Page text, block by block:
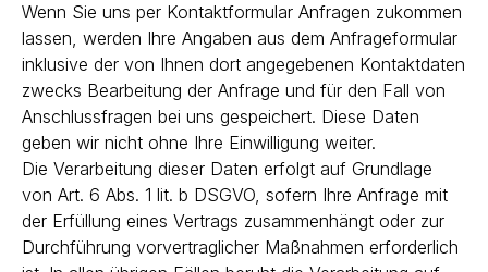
Wenn Sie uns per Kontaktformular Anfragen zukommen
lassen, werden Ihre Angaben aus dem Anfrageformular
inklusive der von Ihnen dort angegebenen Kontaktdaten
zwecks Bearbeitung der Anfrage und für den Fall von
Anschlussfragen bei uns gespeichert. Diese Daten
geben wir nicht ohne Ihre Einwilligung weiter.
Die Verarbeitung dieser Daten erfolgt auf Grundlage
von Art. 6 Abs. 1 lit. b DSGVO, sofern Ihre Anfrage mit
der Erfüllung eines Vertrags zusammenhängt oder zur
Durchführung vorvertraglicher Maßnahmen erforderlich